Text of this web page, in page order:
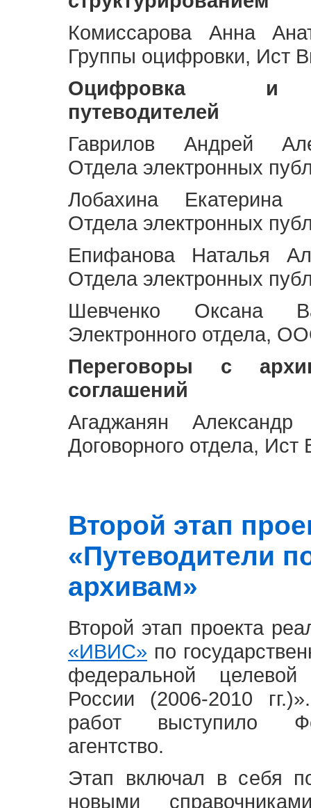
Комиссарова Анна
Группы оцифровки, Ист
Оцифровка и
путеводителей
Гаврилов Андрей
Отдела электронных
Лобахина Екатерина
Отдела электронных
Епифанова Наталья
Отдела электронных
Шевченко Оксана
Электронного отдела,
Переговоры с
соглашений
Агаджанян Александр
Договорного отдела,
Второй этап
«Путеводители
архивам»
Второй этап проекта
«ИВИС» по
федеральной
России (2006-2010
работ выступило
агентство.
Этап включал в себя
новыми